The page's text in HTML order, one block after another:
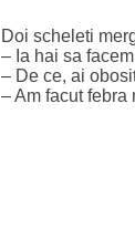
Doi scheleti
– Ia hai sa
– De ce, ai
– Am facut febra